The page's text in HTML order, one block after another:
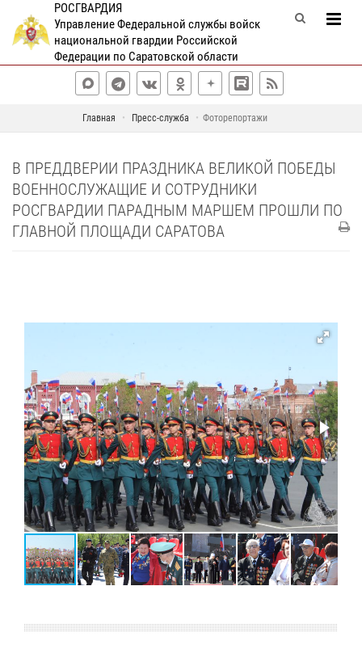
РОСГВАРДИЯ
Управление Федеральной службы войск
национальной гвардии Российской
Федерации по Саратовской области
Главная Пресс-служба Фоторепортажи
В ПРЕДДВЕРИИ ПРАЗДНИКА ВЕЛИКОЙ ПОБЕДЫ
ВОЕННОСЛУЖАЩИЕ И СОТРУДНИКИ
РОСГВАРДИИ ПАРАДНЫМ МАРШЕМ ПРОШЛИ ПО
ГЛАВНОЙ ПЛОЩАДИ САРАТОВА